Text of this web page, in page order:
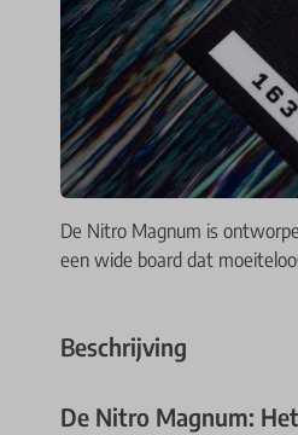
De Nitro Magnum is
een wide board dat
Beschrijving
De Nitro Magnum: